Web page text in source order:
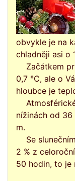
obvykle je na
chladněji asi o
Začátkem
0,7 °C, ale o
hloubce je
nížinách od
m.
Se
2 % z
50 hodin, to je